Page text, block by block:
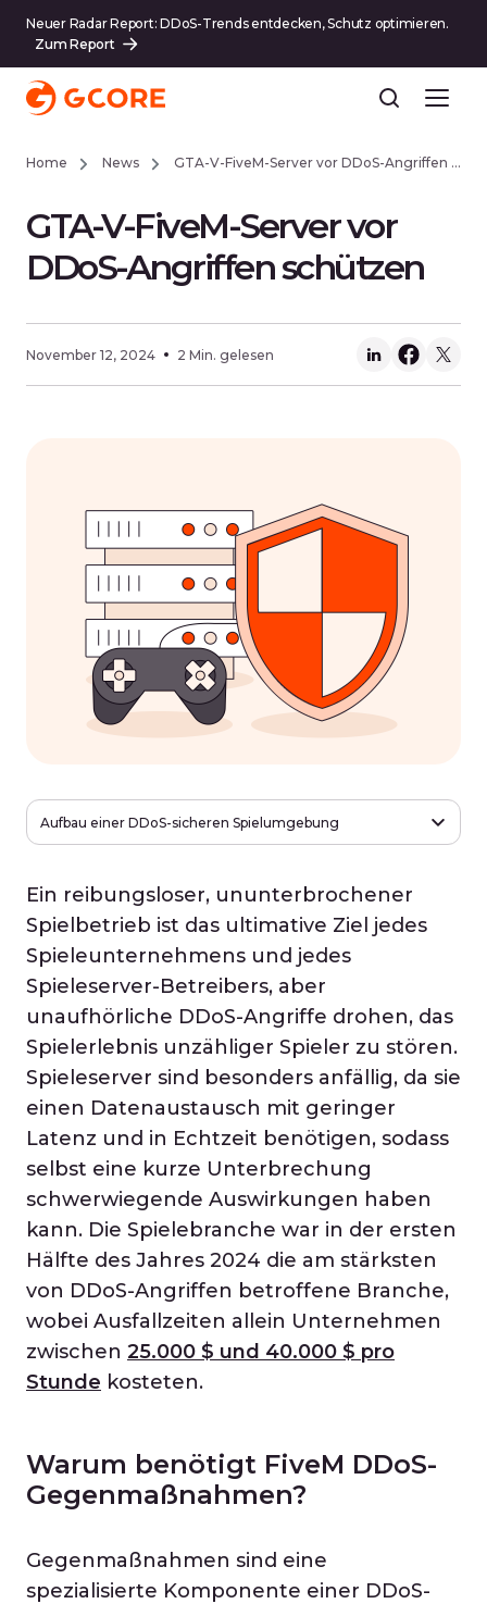
Neuer Radar Report: DDoS-Trends entdecken, Schutz optimieren.
Zum Report
Home News GTA-V-FiveM-Server vor DDoS-Angriffen schützen
GTA-V-FiveM-Server vor
DDoS-Angriffen schützen
November 12, 2024 2 Min. gelesen
Ein reibungsloser, ununterbrochener
Spielbetrieb ist das ultimative Ziel jedes
Spieleunternehmens und jedes
Spieleserver-Betreibers, aber
unaufhörliche DDoS-Angriffe drohen, das
Spielerlebnis unzähliger Spieler zu stören.
Spieleserver sind besonders anfällig, da sie
einen Datenaustausch mit geringer
Latenz und in Echtzeit benötigen, sodass
selbst eine kurze Unterbrechung
schwerwiegende Auswirkungen haben
kann. Die Spielebranche war in der ersten
Hälfte des Jahres 2024 die am stärksten
von DDoS-Angriffen betroffene Branche,
wobei Ausfallzeiten allein Unternehmen
zwischen 25.000 $ und 40.000 $ pro
Stunde kosteten.
Warum benötigt FiveM DDoS-
Gegenmaßnahmen?
Gegenmaßnahmen sind eine
spezialisierte Komponente einer DDoS-
Aufbau einer DDoS-sicheren Spielumgebung